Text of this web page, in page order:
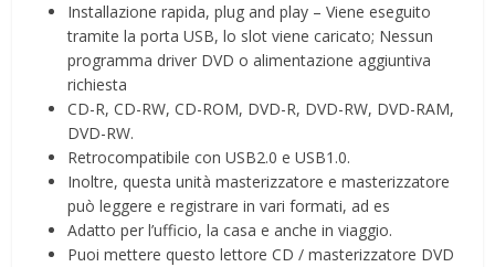
Installazione rapida, plug and play – Viene eseguito
tramite la porta USB, lo slot viene caricato; Nessun
programma driver DVD o alimentazione aggiuntiva
richiesta
CD-R, CD-RW, CD-ROM, DVD-R, DVD-RW, DVD-RAM,
DVD-RW.
Retrocompatibile con USB2.0 e USB1.0.
Inoltre, questa unità masterizzatore e masterizzatore
può leggere e registrare in vari formati, ad es
Adatto per l’ufficio, la casa e anche in viaggio.
Puoi mettere questo lettore CD / masterizzatore DVD